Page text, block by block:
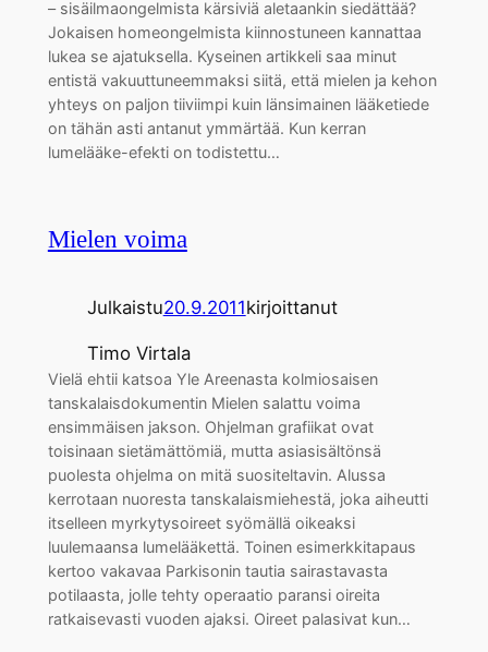
– sisäilmaongelmista kärsiviä aletaankin siedättää?
Jokaisen homeongelmista kiinnostuneen kannattaa
lukea se ajatuksella. Kyseinen artikkeli saa minut
entistä vakuuttuneemmaksi siitä, että mielen ja kehon
yhteys on paljon tiiviimpi kuin länsimainen lääketiede
on tähän asti antanut ymmärtää. Kun kerran
lumelääke-efekti on todistettu…
Mielen voima
Julkaistu20.9.2011kirjoittanut
Timo Virtala
Vielä ehtii katsoa Yle Areenasta kolmiosaisen
tanskalaisdokumentin Mielen salattu voima
ensimmäisen jakson. Ohjelman grafiikat ovat
toisinaan sietämättömiä, mutta asiasisältönsä
puolesta ohjelma on mitä suositeltavin. Alussa
kerrotaan nuoresta tanskalaismiehestä, joka aiheutti
itselleen myrkytysoireet syömällä oikeaksi
luulemaansa lumelääkettä. Toinen esimerkkitapaus
kertoo vakavaa Parkisonin tautia sairastavasta
potilaasta, jolle tehty operaatio paransi oireita
ratkaisevasti vuoden ajaksi. Oireet palasivat kun…